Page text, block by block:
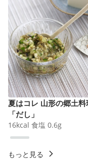
夏はコレ 山形の郷土料
「だし」
16kcal 食塩 0.6g
もっと見る